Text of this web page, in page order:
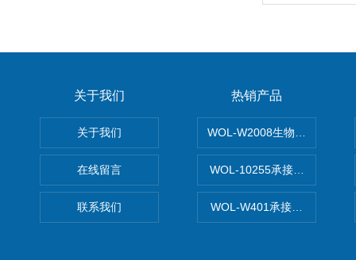
关于我们
关于我们
在线留言
联系我们
热销产品
WOL-W2008生物制药GMP
WOL-10255承接清远电子
WOL-W401承接食品QS认